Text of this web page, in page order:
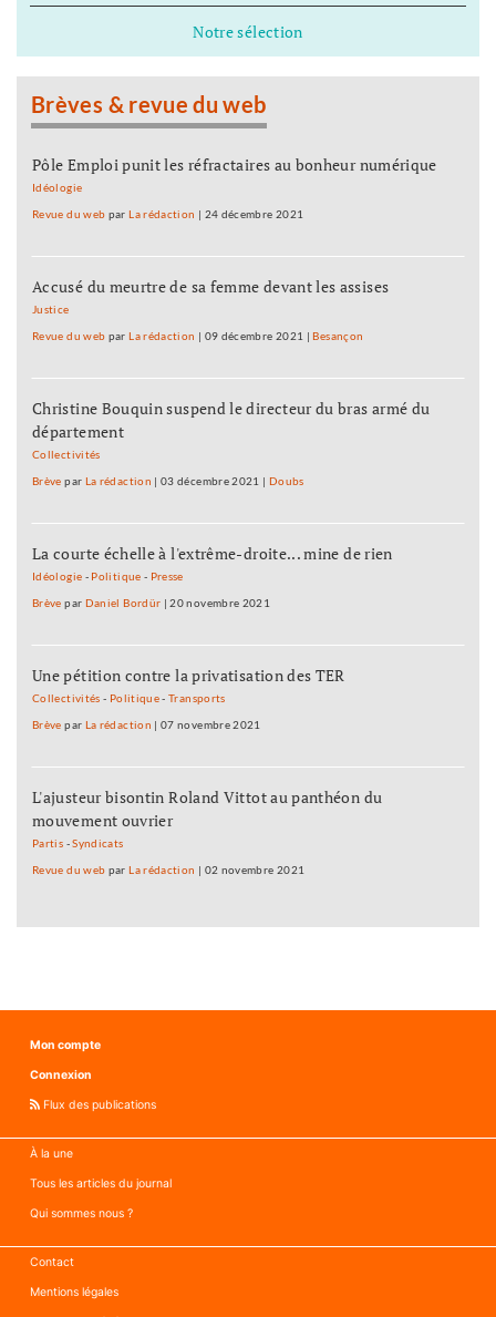
Notre sélection
Brèves & revue du web
Pôle Emploi punit les réfractaires au bonheur numérique
Idéologie
Revue du web par La rédaction 24 décembre 2021
Accusé du meurtre de sa femme devant les assises
Justice
Revue du web par La rédaction 09 décembre 2021 Besançon
Christine Bouquin suspend le directeur du bras armé du
département
Collectivités
Brève par La rédaction |03 décembre 2021 Doubs
La courte échelle à l'extrême-droite... mine de rien
Idéologie - Politique - Presse
Brève par Daniel Bordür |20 novembre 2021
Une pétition contre la privatisation des TER
Collectivités - Politique-Transports
Brève par La rédaction |07 novembre 2021
L'ajusteur bisontin Roland Vittot au panthéon du
mouvement ouvrier
Partis -Syndicats
Revue du web par La rédaction 02 novembre 2021
Mon compte
Connexion
Flux des publications
À la une
Tous les articles du journal
Qui sommes nous ?
Contact
Mentions légales